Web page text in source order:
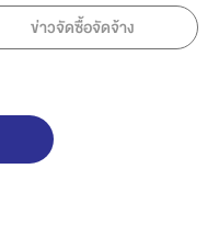
ข่าวจัดซื้อจัดจ้าง